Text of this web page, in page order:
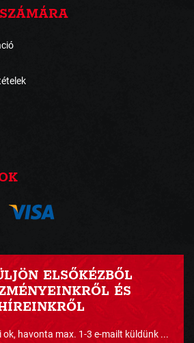
ELSŐKÉZBŐL
ÉS
havonta max. 1-3 e-mailt küldünk ...